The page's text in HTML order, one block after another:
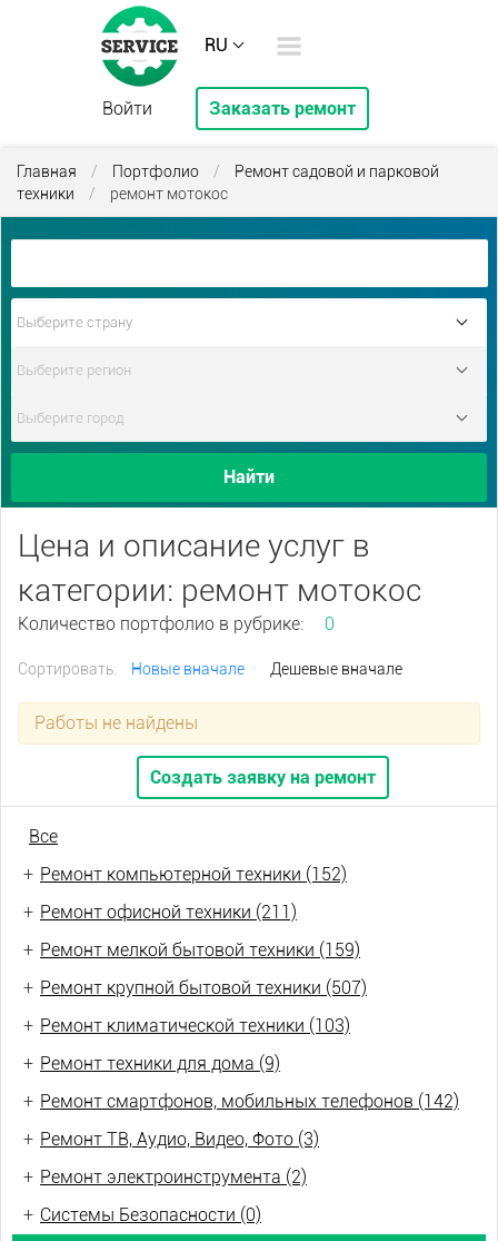
RU
Войти Заказать ремонт
Главная / Портфолио /
Ремонт садовой и парковой
техники
/ ремонт мотокос
Найти
Цена и описание услуг в
категории: ремонт мотокос
Количество портфолио в рубрике: 0
Сортировать: Новые вначале Дешевые вначале
Работы не найдены
Создать заявку на ремонт
Все
+ Ремонт компьютерной техники (152)
+ Ремонт офисной техники (211)
+ Ремонт мелкой бытовой техники (159)
+ Ремонт крупной бытовой техники (507)
+ Ремонт климатической техники (103)
+ Ремонт техники для дома (9)
+ Ремонт смартфонов, мобильных телефонов (142)
+ Ремонт ТВ, Аудио, Видео, Фото (3)
+ Ремонт электроинструмента (2)
+ Системы Безопасности (0)